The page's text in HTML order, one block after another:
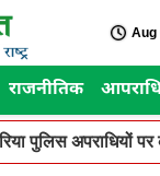
Aug
राजनीतिक
पुलिस अपराधियों